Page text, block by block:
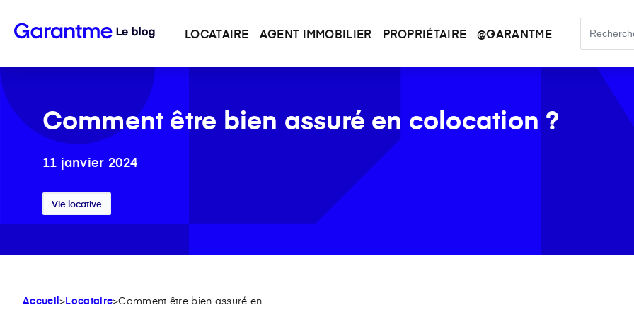
LOCATAIRE AGENT IMMOBILIER PROPRIÉTAIRE @GARANTME
Comment être bien assuré en colocation ?
11 janvier 2024
Vie locative
Accueil>Locataire>Comment être bien assuré en...